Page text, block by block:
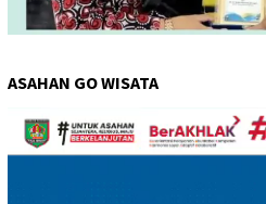
ASAHAN GO WISATA
Pemutar
Video